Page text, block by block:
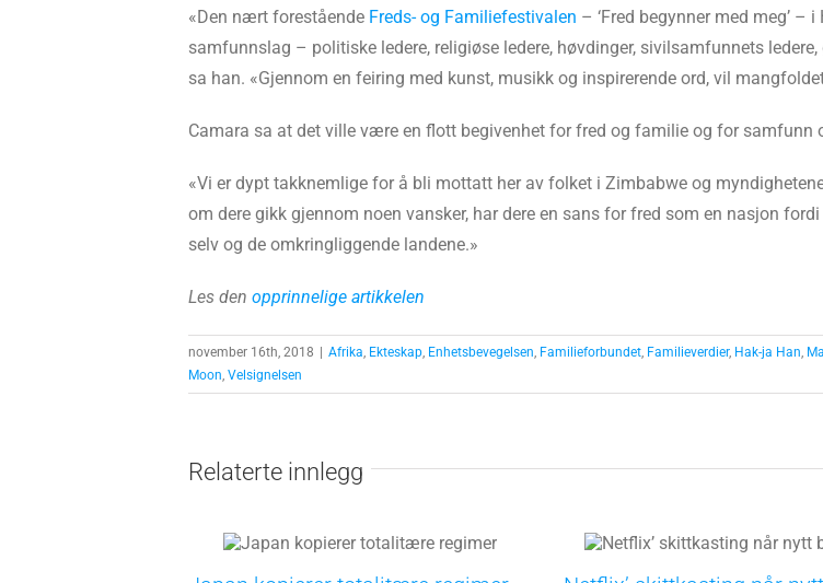
«Den nært forestående Freds- og Familiefestivalen – ‘Fred begynner med meg’
samfunnslag – politiske ledere, religiøse ledere, høvdinger, sivilsamfunnets
sa han. «Gjennom en feiring med kunst, musikk og inspirerende ord, vil
Camara sa at det ville være en flott begivenhet for fred og familie og for samfunn
«Vi er dypt takknemlige for å bli mottatt her av folket i Zimbabwe og
om dere gikk gjennom noen vansker, har dere en sans for fred som en nasjon
selv og de omkringliggende landene.»
Les den opprinnelige artikkelen
november 16th, 2018 Afrika, Ekteskap, Enhetsbevegelsen, Familieforbundet, Familieverdier, Hak-ja Han,
Moon, Velsignelsen
Relaterte innlegg